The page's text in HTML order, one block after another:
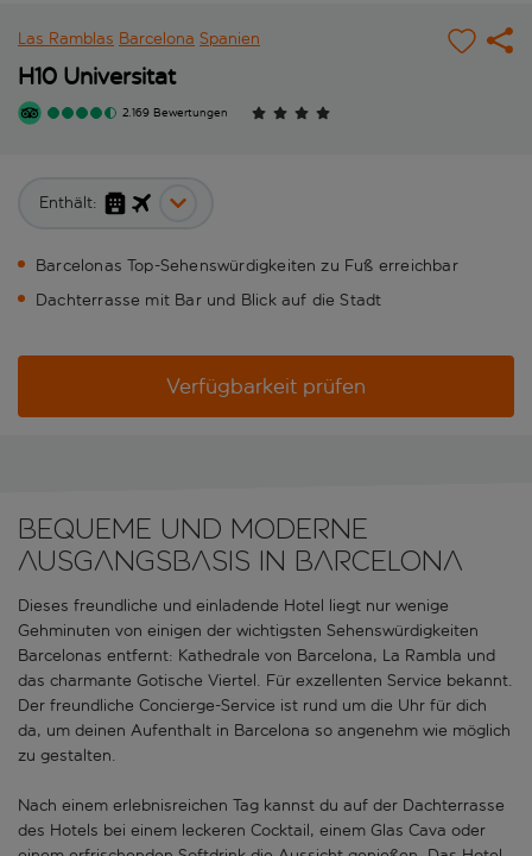
Las Ramblas Barcelona Spanien
H10 Universitat
2.169 Bewertungen
Enthält:
Barcelonas Top-Sehenswürdigkeiten zu Fuß erreichbar
Dachterrasse mit Bar und Blick auf die Stadt
Verfügbarkeit prüfen
Bequeme und moderne
Ausgangsbasis in Barcelona
Dieses freundliche und einladende Hotel liegt nur wenige
Gehminuten von einigen der wichtigsten Sehenswürdigkeiten
Barcelonas entfernt: Kathedrale von Barcelona, La Rambla und
das charmante Gotische Viertel. Für exzellenten Service bekannt.
Der freundliche Concierge-Service ist rund um die Uhr für dich
da, um deinen Aufenthalt in Barcelona so angenehm wie möglich
zu gestalten.
Nach einem erlebnisreichen Tag kannst du auf der Dachterrasse
des Hotels bei einem leckeren Cocktail, einem Glas Cava oder